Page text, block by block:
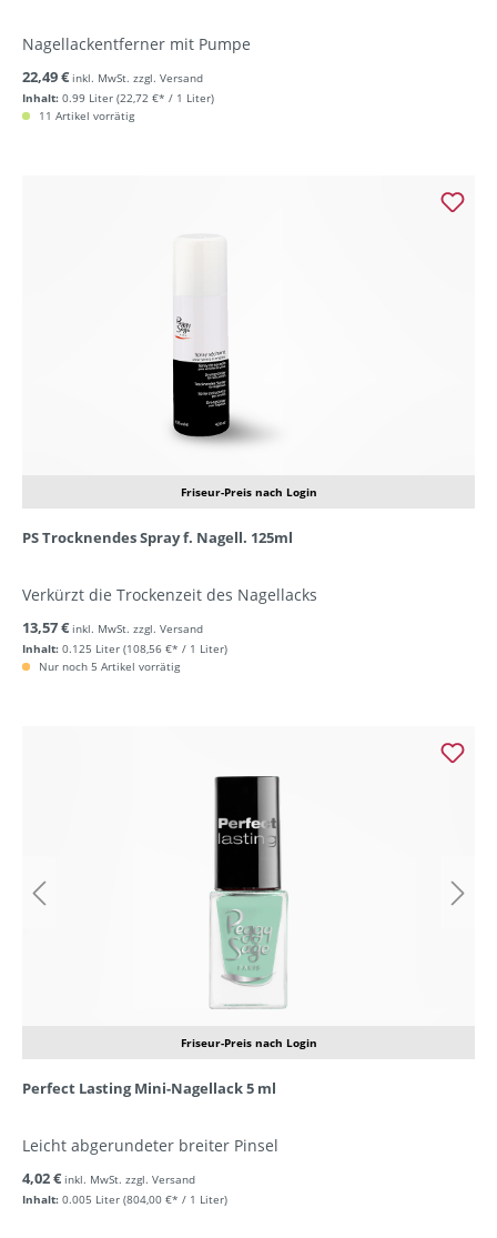
Nagellackentferner mit Pumpe
Inhalt: 0.99 Liter (22,72 €* / 1 Liter)
22,49 € inkl. MwSt. zzgl. Versand
11 Artikel vorrätig
Friseur-Preis nach Login
PS Trocknendes Spray f. Nagell. 125ml
Verkürzt die Trockenzeit des Nagellacks
Inhalt: 0.125 Liter (108,56 €* / 1 Liter)
13,57 € inkl. MwSt. zzgl. Versand
Nur noch 5 Artikel vorrätig
Friseur-Preis nach Login
Perfect Lasting Mini-Nagellack 5 ml
Leicht abgerundeter breiter Pinsel
Inhalt: 0.005 Liter (804,00 €* / 1 Liter)
4,02 € inkl. MwSt. zzgl. Versand